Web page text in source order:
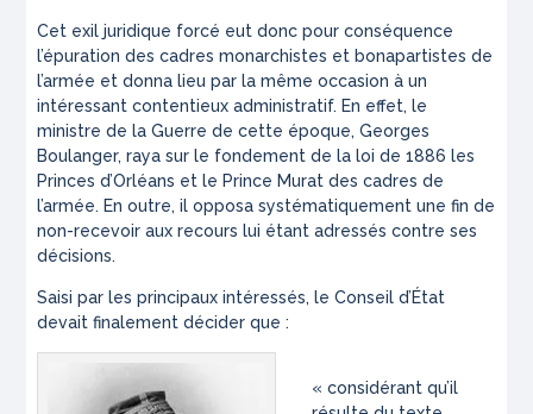
Cet exil juridique forcé eut donc pour conséquence
l’épuration des cadres monarchistes et bonapartistes de
l’armée et donna lieu par la même occasion à un
intéressant contentieux administratif. En effet, le
ministre de la Guerre de cette époque, Georges
Boulanger, raya sur le fondement de la loi de 1886 les
Princes d’Orléans et le Prince Murat des cadres de
l’armée. En outre, il opposa systématiquement une fin de
non-recevoir aux recours lui étant adressés contre ses
décisions.
Saisi par les principaux intéressés, le Conseil d’État
devait finalement décider que :
«considérant qu’il